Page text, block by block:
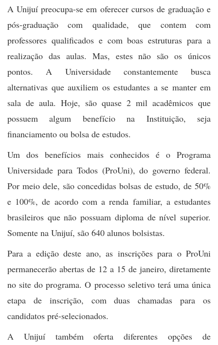
A Unijuí preocupa-se em oferecer cursos de graduação e
pós-graduação com qualidade, que contem com
professores qualificados e com boas estruturas para a
realização das aulas. Mas, estes não são os únicos
pontos. A Universidade constantemente busca
alternativas que auxiliem os estudantes a se manter em
sala de aula. Hoje, são quase 2 mil acadêmicos que
possuem algum benefício na Instituição, seja
financiamento ou bolsa de estudos.
Um dos benefícios mais conhecidos é o Programa
Universidade para Todos (ProUni), do governo federal.
Por meio dele, são concedidas bolsas de estudo, de 50%
e 100%, de acordo com a renda familiar, a estudantes
brasileiros que não possuam diploma de nível superior.
Somente na Unijuí, são 640 alunos bolsistas.
Para a edição deste ano, as inscrições para o ProUni
permanecerão abertas de 12 a 15 de janeiro, diretamente
no site do programa. O processo seletivo terá uma única
etapa de inscrição, com duas chamadas para os
candidatos pré-selecionados.
A Unijuí também oferta diferentes opções de